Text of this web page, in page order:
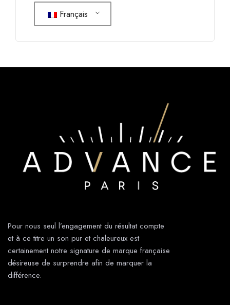
Français
Pour nous seul l’engagement du résultat compte
et à ce titre un son pur et chaleureux est
certainement notre signature de marque française
désireuse de surprendre afin de marquer la
différence.